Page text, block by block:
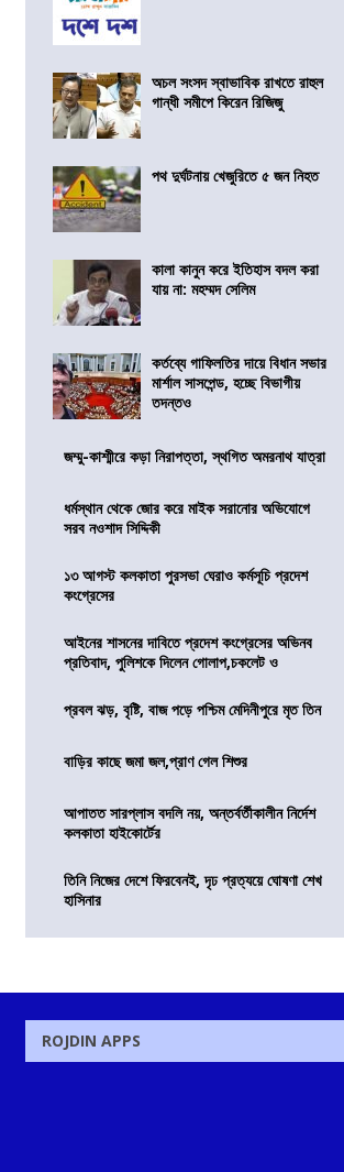
অচল সংসদ স্বাভাবিক রাখতে রাহুল
গান্ধী সমীপে কিরেন রিজিজু
পথ দুর্ঘটনায় খেজুরিতে ৫ জন নিহত
কালা কানুন করে ইতিহাস বদল করা
যায় না: মহম্মদ সেলিম
কর্তব্যে গাফিলতির দায়ে বিধান সভার
মার্শাল সাসপেন্ড, হচ্ছে বিভাগীয়
তদন্তও
জম্মু-কাশ্মীরে কড়া নিরাপত্তা, স্থগিত অমরনাথ যাত্রা
ধর্মস্থান থেকে জোর করে মাইক সরানোর অভিযোগে
সরব নওশাদ সিদ্দিকী
১৩ আগস্ট কলকাতা পুরসভা ঘেরাও কর্মসূচি প্রদেশ
কংগ্রেসের
আইনের শাসনের দাবিতে প্রদেশ কংগ্রেসের অভিনব
প্রতিবাদ, পুলিশকে দিলেন গোলাপ,চকলেট ও
প্রবল ঝড়, বৃষ্টি, বাজ পড়ে পশ্চিম মেদিনীপুরে মৃত তিন
বাড়ির কাছে জমা জল,প্রাণ গেল শিশুর
আপাতত সারপ্লাস বদলি নয়, অন্তর্বর্তীকালীন নির্দেশ
কলকাতা হাইকোর্টের
তিনি নিজের দেশে ফিরবেনই, দৃঢ প্রত্যয়ে ঘোষণা শেখ
হাসিনার
ROJDIN APPS